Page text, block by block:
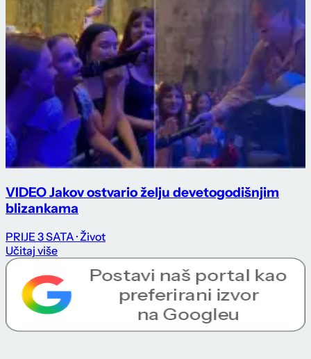
VIDEO Jakov ostvario želju devetogodišnjim
blizankama
PRIJE 3 SATA · Život
Učitaj više